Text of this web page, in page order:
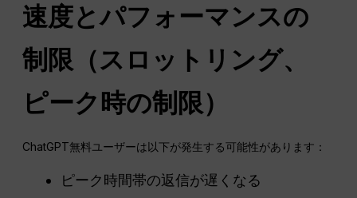
速度とパフォーマンスの
制限（スロットリング、
ピーク時の制限）
ChatGPT無料ユーザーは以下が発生する可能性があります：
ピーク時間帯の返信が遅くなる